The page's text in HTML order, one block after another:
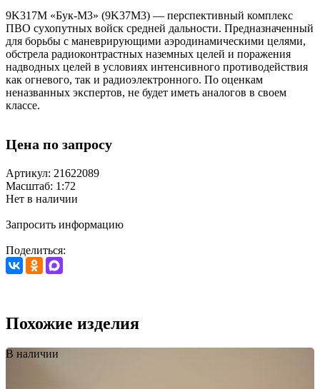
9K317M «Бук-M3» (9K37M3) — перспективный комплекс
ПВО сухопутных войск средней дальности. Предназначенный
для борьбы с маневрирующими аэродинамическими целями,
обстрела радиоконтрастных наземных целей и поражения
надводных целей в условиях интенсивного противодействия
как огневого, так и радиоэлектронного. По оценкам
неназванных экспертов, не будет иметь аналогов в своем
классе.
Цена по запросу
Артикул: 21622089
Масштаб: 1:72
Нет в наличии
Запросить информацию
Поделиться:
Похожие изделия
В наличии